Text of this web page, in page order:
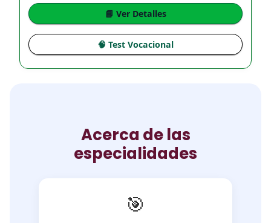
📘 Ver Detalles
🧠 Test Vocacional
Acerca de las
especialidades
🎯